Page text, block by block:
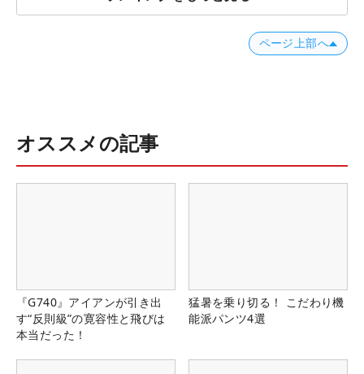
ページ上部へ
オススメの記事
『G740』アイアンが引き出
す“反則級”の寛容性と飛びは
本当だった！
猛暑を乗り切る！ こだわり機
能派パンツ4選